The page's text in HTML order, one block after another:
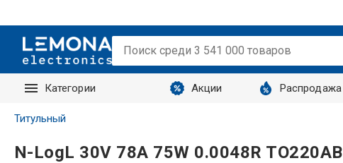
Категории Акции Распродажа
Запросы
Титульный
N-LogL 30V 78A 75W 0.0048R TO220AB